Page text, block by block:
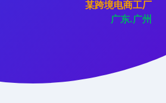
某跨境电商工厂
广东.广州